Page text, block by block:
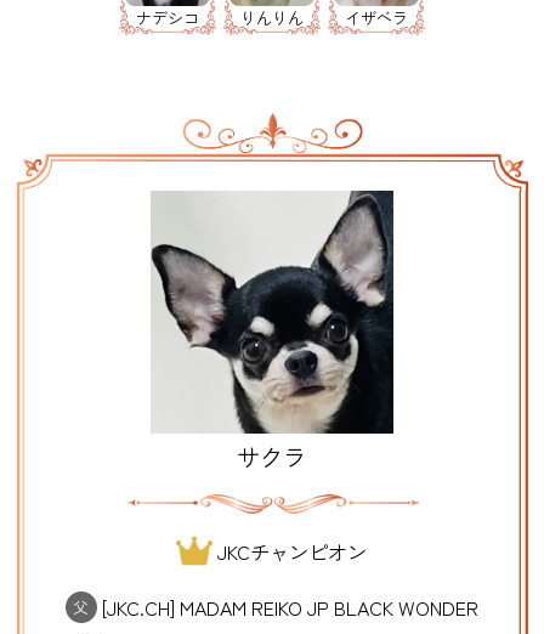
ナデシコ りんりん イザベラ
サクラ
JKCチャンピオン
父 [JKC.CH] MADAM REIKO JP BLACK WONDER